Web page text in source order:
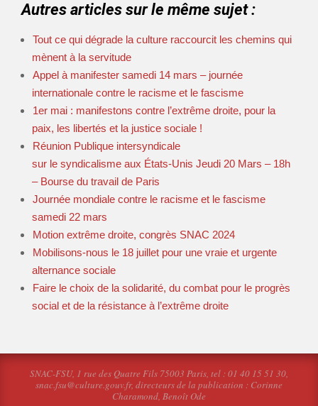
Autres articles sur le même sujet :
Tout ce qui dégrade la culture raccourcit les chemins qui
mènent à la servitude
Appel à manifester samedi 14 mars – journée
internationale contre le racisme et le fascisme
1er mai : manifestons contre l’extrême droite, pour la
paix, les libertés et la justice sociale !
Réunion Publique intersyndicale
sur le syndicalisme aux États-Unis Jeudi 20 Mars – 18h
– Bourse du travail de Paris
Journée mondiale contre le racisme et le fascisme
samedi 22 mars
Motion extrême droite, congrès SNAC 2024
Mobilisons-nous le 18 juillet pour une vraie et urgente
alternance sociale
Faire le choix de la solidarité, du combat pour le progrès
social et de la résistance à l’extrême droite
SNAC-FSU, 1 rue des Quatre Fils 75003 Paris, tel : 01 40 15 51 30,
snac.fsu@culture.gouv.fr, directeurs de la publication : Corinne
Charamond, Benoît Ode